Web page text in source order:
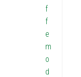
f
f
e
m
o
d